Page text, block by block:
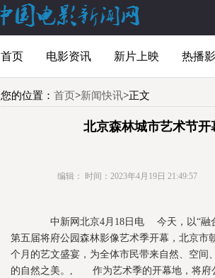
首页 电影资讯 新片上映 热播
您的位置： 首页>新闻快讯>正文
北京森林城市艺术节
编辑： 时间：2023年4月19日 21:49:57
中新网北京4月18日电 今天，以“融合
第五届将府公园森林影像艺术季开幕，北京市
个月的艺文盛宴，为全体市民带来自然、空间
的自然之美。, 作为艺术季的开幕地，将府